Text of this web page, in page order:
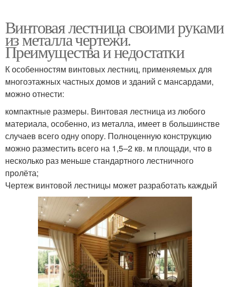
Винтовая лестница своими руками
из металла чертежи.
Преимущества и недостатки
К особенностям винтовых лестниц, применяемых для
многоэтажных частных домов и зданий с мансардами,
можно отнести:
компактные размеры. Винтовая лестница из любого
материала, особенно, из металла, имеет в большинстве
случаев всего одну опору. Полноценную конструкцию
можно разместить всего на 1,5–2 кв. м площади, что в
несколько раз меньше стандартного лестничного
пролёта;
Чертеж винтовой лестницы может разработать каждый